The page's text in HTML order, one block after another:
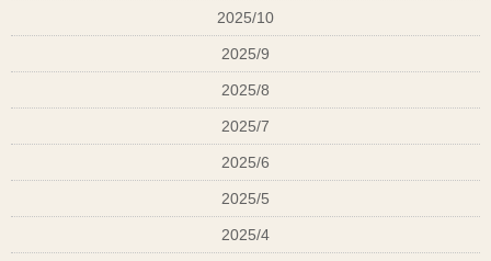
いえいえ、若さと健康は本当の“財産”です！
40代からでも遅くありません。今日から積み上げる
ことで、10年後のあなたが驚くほど見た目や年齢を
感じさせない方法があります！！
◆ 若さ×健康＝再現性。お金ではなく富豪が健康を若
さを“資産”と呼ぶ理由
2025/10
2025/9
2025/8
2025/7
2025/6
2025/5
2025/4